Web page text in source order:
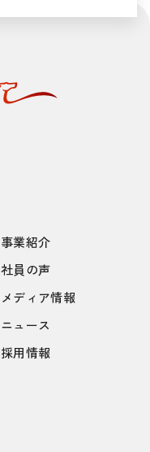
事業紹介
社員の声
メディア情報
ニュース
採用情報